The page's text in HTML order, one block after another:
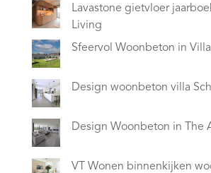
Lavastone gietvloer
Living
Sfeervol Woonbeton in
Design woonbeton villa
Design Woonbeton in The
VT Wonen binnenkijken